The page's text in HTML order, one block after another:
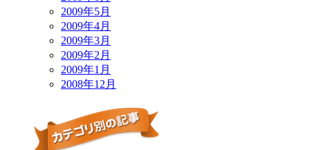
2009年5月
2009年4月
2009年3月
2009年2月
2009年1月
2008年12月